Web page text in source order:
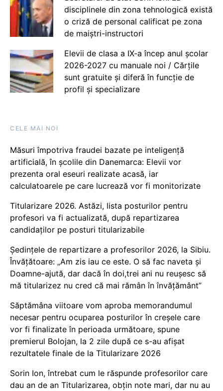
disciplinele din zona tehnologică există
o criză de personal calificat pe zona
de maiștri-instructori
Elevii de clasa a IX-a încep anul școlar
2026-2027 cu manuale noi / Cărțile
sunt gratuite și diferă în funcție de
profil și specializare
CELE MAI NOI
Măsuri împotriva fraudei bazate pe inteligență
artificială, în școlile din Danemarca: Elevii vor
prezenta oral eseuri realizate acasă, iar
calculatoarele pe care lucrează vor fi monitorizate
Titularizare 2026. Astăzi, lista posturilor pentru
profesori va fi actualizată, după repartizarea
candidaților pe posturi titularizabile
Ședințele de repartizare a profesorilor 2026, la Sibiu.
Învățătoare: „Am zis iau ce este. O să fac naveta și
Doamne-ajută, dar dacă în doi,trei ani nu reușesc să
mă titularizez nu cred că mai rămân în învățământ”
Săptămâna viitoare vom aproba memorandumul
necesar pentru ocuparea posturilor în creșele care
vor fi finalizate în perioada următoare, spune
premierul Bolojan, la 2 zile după ce s-au afișat
rezultatele finale de la Titularizare 2026
Sorin Ion, întrebat cum le răspunde profesorilor care
dau an de an Titularizarea, obțin note mari, dar nu au